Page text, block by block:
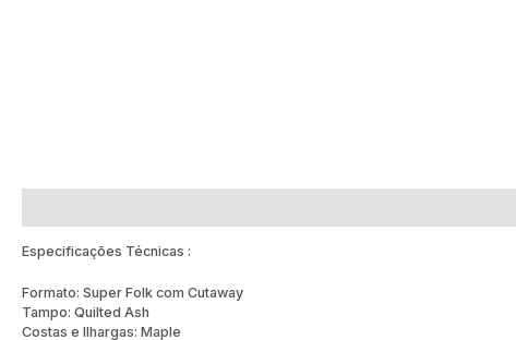
Especificações Técnicas :
Formato: Super Folk com Cutaway
Tampo: Quilted Ash
Costas e Ilhargas: Maple